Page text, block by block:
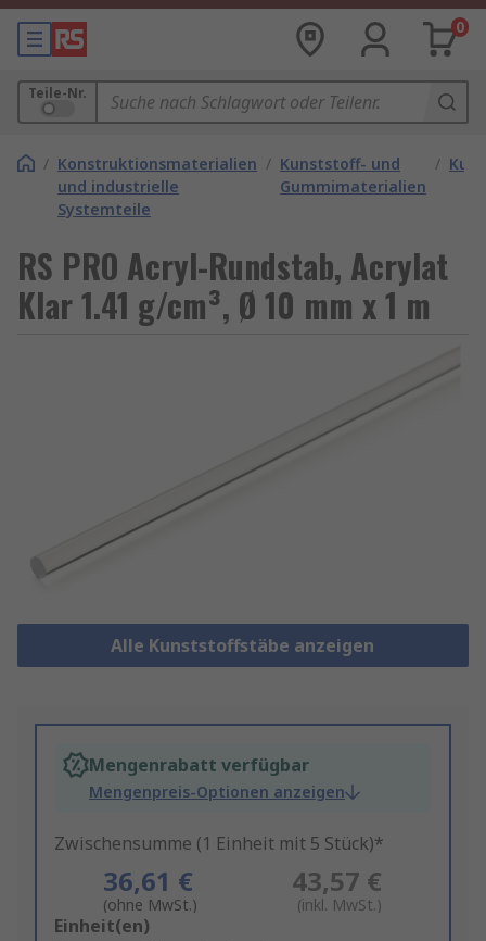
0
Teile-Nr.
/ Konstruktionsmaterialien
und industrielle
Systemteile
/ Kunststoff- und
Gummimaterialien
/
RS PRO Acryl-Rundstab, Acrylat
Klar 1.41 g/cm³, Ø 10 mm x 1 m
Alle Kunststoffstäbe anzeigen
Mengenrabatt verfügbar
Mengenpreis-Optionen anzeigen
Zwischensumme (1 Einheit mit 5 Stück)*
36,61 €
(ohne MwSt.)
43,57 €
(inkl. MwSt.)
Add
Einheit(en)